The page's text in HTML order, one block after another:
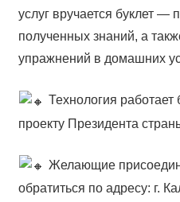
услуг вручается буклет —
полученных знаний, а
упражнений в домашних
Технология
проекту Президента
Желающие
обратиться по адресу: г.